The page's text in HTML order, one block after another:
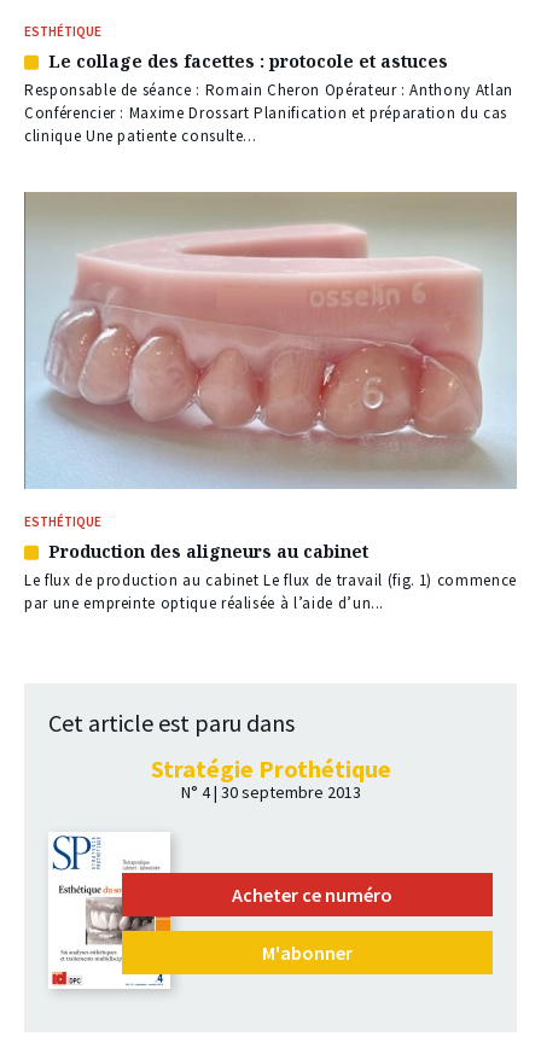
ESTHÉTIQUE
Article
réservé
à
nos
Le collage des facettes : protocole et astuces
Responsable de séance : Romain Cheron Opérateur : Anthony Atlan
Conférencier : Maxime Drossart Planification et préparation du cas
clinique Une patiente consulte...
ESTHÉTIQUE
Article
réservé
à
Production des aligneurs au cabinet
Le flux de production au cabinet Le flux de travail (fig. 1) commence
par une empreinte optique réalisée à l’aide d’un...
Cet article est paru dans
Stratégie Prothétique
N° 4 | 30 septembre 2013
Acheter ce numéro
M'abonner